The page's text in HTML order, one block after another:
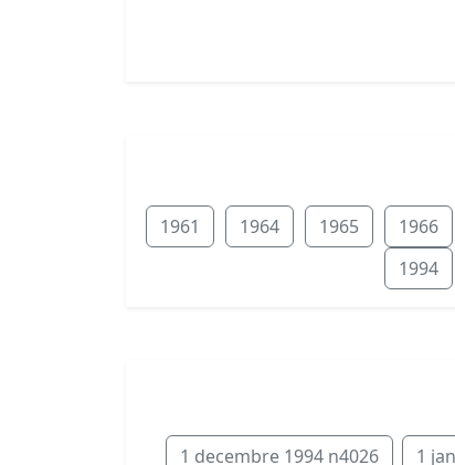
1961 1964 1965 1966
1994
1 decembre 1994 n4026 1